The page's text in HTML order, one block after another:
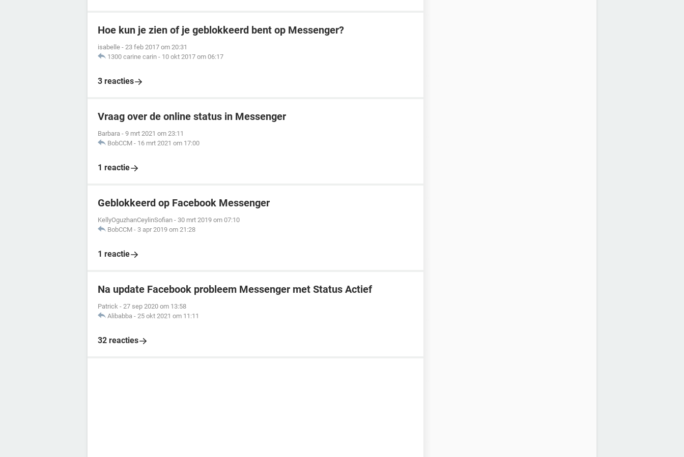
Hoe kun je zien of je geblokkeerd bent op Messenger?
isabelle - 23 feb 2017 om 20:31
1300 carine carin - 10 okt 2017 om 06:17
3 reacties
Vraag over de online status in Messenger
Barbara - 9 mrt 2021 om 23:11
BobCCM - 16 mrt 2021 om 17:00
1 reactie
Geblokkeerd op Facebook Messenger
KellyOguzhanCeylinSofian - 30 mrt 2019 om 07:10
BobCCM - 3 apr 2019 om 21:28
1 reactie
Na update Facebook probleem Messenger met Status Actief
Patrick - 27 sep 2020 om 13:58
Alibabba - 25 okt 2021 om 11:11
32 reacties